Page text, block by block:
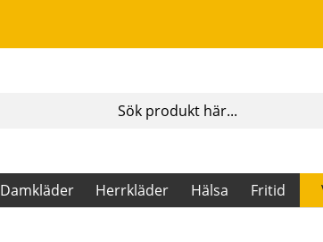
Damkläder Herrkläder Hälsa Fritid